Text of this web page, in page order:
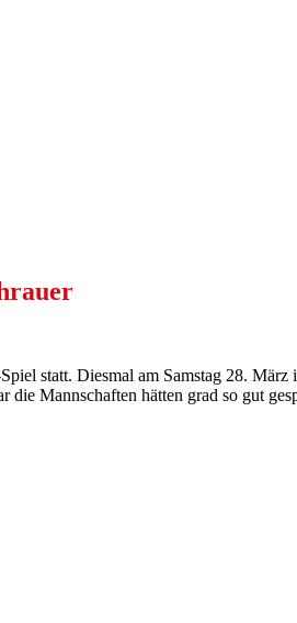
statt. Diesmal am Samstag 28.
die Mannschaften hätten grad so gut